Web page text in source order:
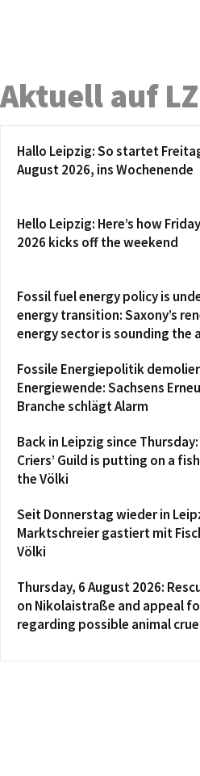
Aktuell auf LZ
Hallo Leipzig: So startet
August 2026, ins Wochenende
Hello Leipzig: Here’s how
2026 kicks off the weekend
Fossil fuel energy policy is
energy transition: Saxony’s
energy sector is sounding the
Fossile Energiepolitik
Energiewende: Sachsens
Branche schlägt Alarm
Back in Leipzig since
Criers’ Guild is putting on a
the Völki
Seit Donnerstag wieder in
Marktschreier gastiert mit
Völki
Thursday, 6 August 2026:
on Nikolaistraße and appeal
regarding possible animal